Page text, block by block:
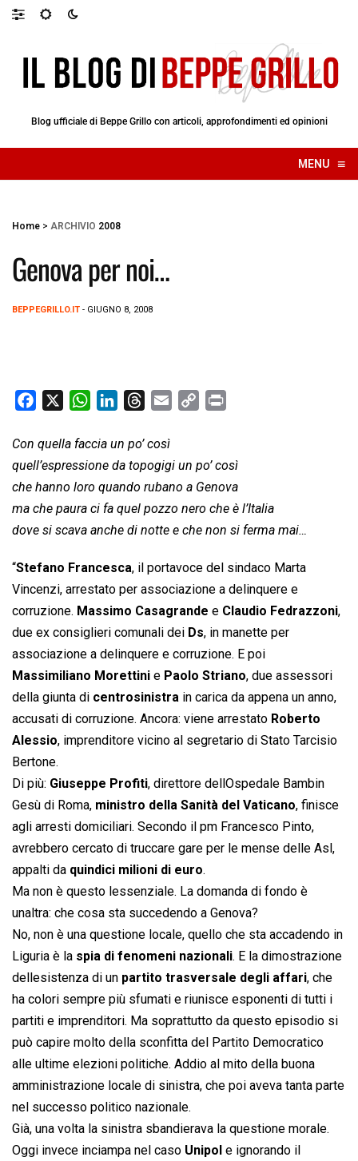
Blog ufficiale di Beppe Grillo con articoli, approfondimenti ed opinioni
MENU ≡
☰
Home > ARCHIVIO 2008
Genova per noi…
BEPPEGRILLO.IT - GIUGNO 8, 2008
c
e
b
o
o
W
a
t
s
A
p
n
k
e
d
I
r
e
a
d
s
i
l
y
L
i
n
n
t
Con quella faccia un po’ così
quell’espressione da topogigi un po’ così
che hanno loro quando rubano a Genova
ma che paura ci fa quel pozzo nero che è l’Italia
dove si scava anche di notte e che non si ferma mai…
“Stefano Francesca, il portavoce del sindaco Marta
Vincenzi, arrestato per associazione a delinquere e
corruzione. Massimo Casagrande e Claudio Fedrazzoni,
due ex consiglieri comunali dei Ds, in manette per
associazione a delinquere e corruzione. E poi
Massimiliano Morettini e Paolo Striano, due assessori
della giunta di centrosinistra in carica da appena un anno,
accusati di corruzione. Ancora: viene arrestato Roberto
Alessio, imprenditore vicino al segretario di Stato Tarcisio
Bertone.
Di più: Giuseppe Profiti, direttore dellOspedale Bambin
Gesù di Roma,  ministro della Sanità del Vaticano, finisce
agli arresti domiciliari. Secondo il pm Francesco Pinto,
avrebbero cercato di truccare gare per le mense delle Asl,
appalti da quindici milioni di euro.
Ma non è questo lessenziale. La domanda di fondo è
unaltra: che cosa sta succedendo a Genova?
No, non è una questione locale, quello che sta accadendo in
Liguria è la spia di fenomeni nazionali. E la dimostrazione
dellesistenza di un partito trasversale degli affari, che
ha colori sempre più sfumati e riunisce esponenti di tutti i
partiti e imprenditori. Ma soprattutto da questo episodio si
può capire molto della sconfitta del Partito Democratico
alle ultime elezioni politiche. Addio al mito della buona
amministrazione locale di sinistra, che poi aveva tanta parte
nel successo politico nazionale.
Già, una volta la sinistra sbandierava la questione morale.
Oggi invece inciampa nel caso Unipol e ignorando il